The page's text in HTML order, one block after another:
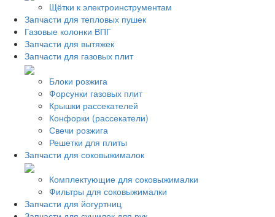
Щётки к электроинструментам
Запчасти для тепловых пушек
Газовые колонки ВПГ
Запчасти для вытяжек
Запчасти для газовых плит
Блоки розжига
Форсунки газовых плит
Крышки рассекателей
Конфорки (рассекатели)
Свечи розжига
Решетки для плиты
Запчасти для соковыжималок
Комплектующие для соковыжималки
Фильтры для соковыжималки
Запчасти для йогуртниц